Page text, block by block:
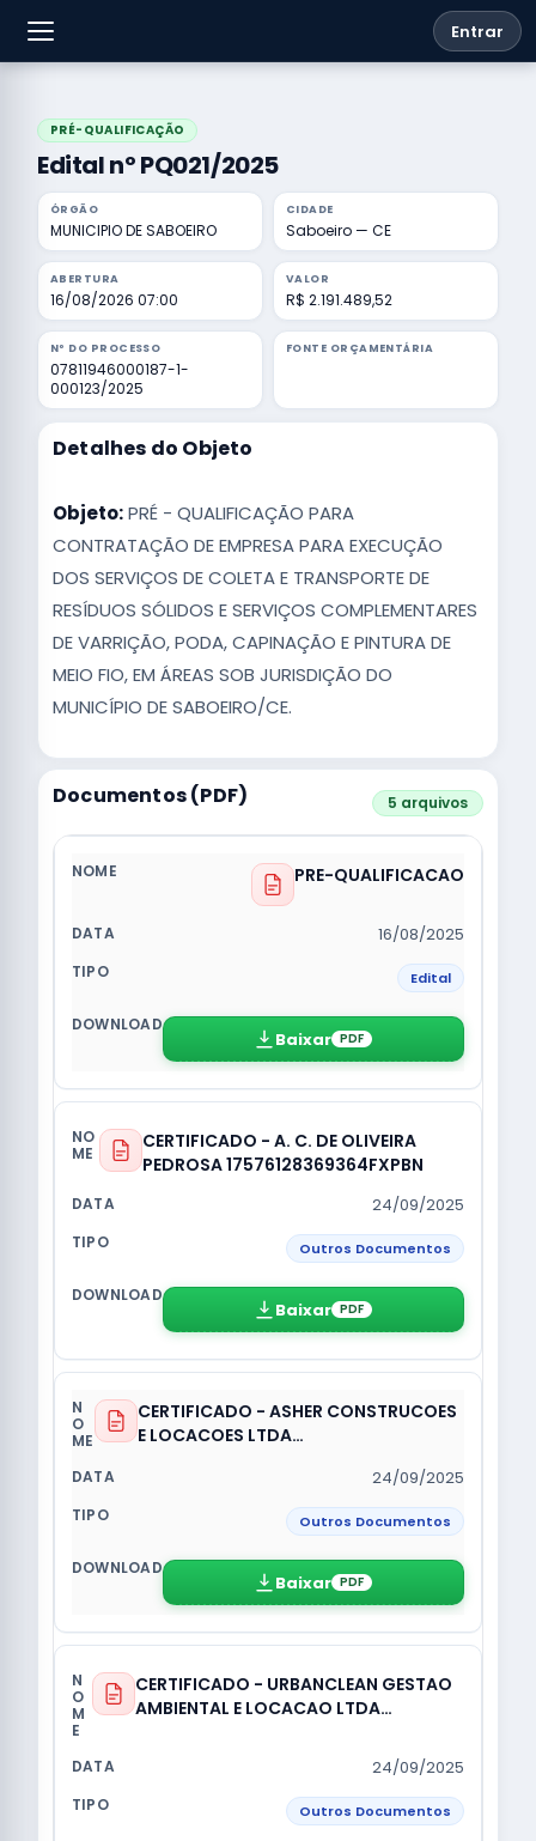
Entrar
PRÉ-QUALIFICAÇÃO
Edital nº PQ021/2025
ÓRGÃO
MUNICIPIO DE SABOEIRO
CIDADE
Saboeiro — CE
ABERTURA
16/08/2026 07:00
VALOR
R$ 2.191.489,52
Nº DO PROCESSO
07811946000187-1-
000123/2025
FONTE ORÇAMENTÁRIA
Detalhes do Objeto
Objeto:PRÉ - QUALIFICAÇÃO PARA
CONTRATAÇÃO DE EMPRESA PARA EXECUÇÃO
DOS SERVIÇOS DE COLETA E TRANSPORTE DE
RESÍDUOS SÓLIDOS E SERVIÇOS COMPLEMENTARES
DE VARRIÇÃO, PODA, CAPINAÇÃO E PINTURA DE
MEIO FIO, EM ÁREAS SOB JURISDIÇÃO DO
MUNICÍPIO DE SABOEIRO/CE.
Documentos (PDF) 5 arquivos
PRE-QUALIFICACAO
16/08/2025
Edital
Baixar PDF
CERTIFICADO - A. C. DE OLIVEIRA
PEDROSA 17576128369364FXPBN
24/09/2025
Outros Documentos
Baixar PDF
CERTIFICADO - ASHER CONSTRUCOES
E LOCACOES LTDA
24/09/2025
Outros Documentos
Baixar PDF
CERTIFICADO - URBANCLEAN GESTAO
AMBIENTAL E LOCACAO LTDA
24/09/2025
Outros Documentos